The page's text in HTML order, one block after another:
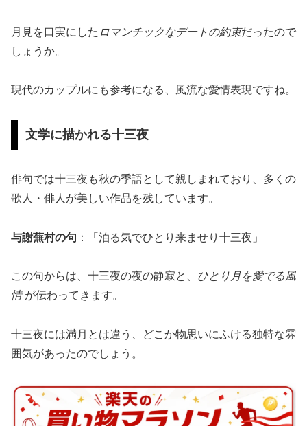
月見を口実にした ロマンチックなデートの約束だったので
しょうか。
現代のカップルにも参考になる、風流な愛情表現ですね。
文学に描かれる十三夜
俳句では十三夜も秋の季語として親しまれており、多くの
歌人・俳人が美しい作品を残しています。
与謝蕪村の句 ：「泊る気でひとり来ませり十三夜」
この句からは、十三夜の夜の静寂と、 ひとり月を愛でる風
情が伝わってきます。
十三夜には満月とは違う、どこか物思いにふける独特な雰
囲気があったのでしょう。